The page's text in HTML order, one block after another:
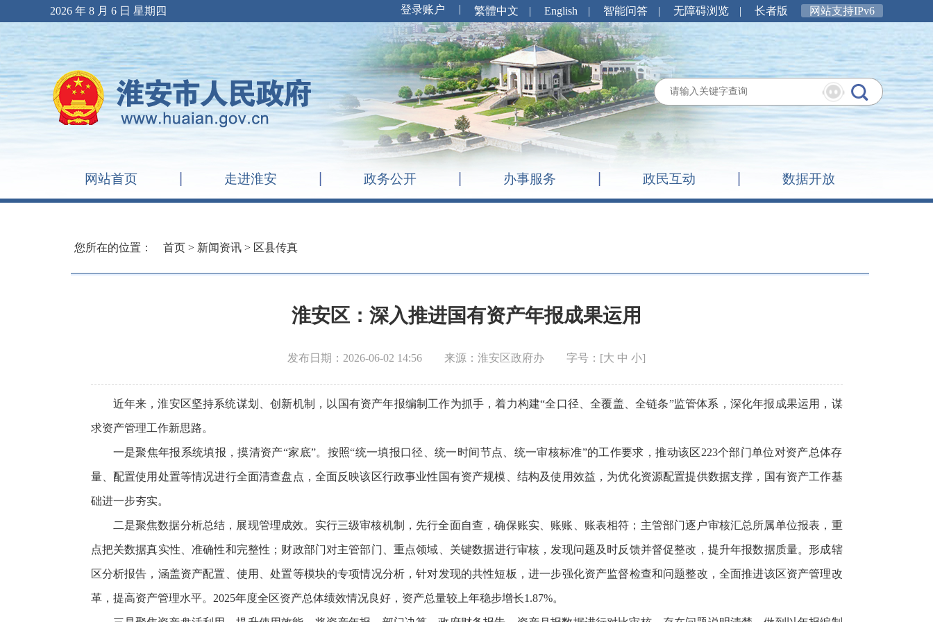
2026 年 8 月 6 日 星期四 繁體中文 | English | 智能问答 | 无障碍浏览 | 长者版 网站支持IPv6
网站首页 走进淮安 政务公开 办事服务 政民互动 数据开放
您所在的位置： 首页 > 新闻资讯 > 区县传真
淮安区：深入推进国有资产年报成果运用
发布日期：2026-06-02 14:56 来源：淮安区政府办 字号：[大 中 小]
近年来，淮安区坚持系统谋划、创新机制，以国有资产年报编制工作为抓手，着力构建“全口径、全覆盖、全链条”监管体系，深化年报成果运用，谋
求资产管理工作新思路。
一是聚焦年报系统填报，摸清资产“家底”。按照“统一填报口径、统一时间节点、统一审核标准”的工作要求，推动该区223个部门单位对资产总体存
量、配置使用处置等情况进行全面清查盘点，全面反映该区行政事业性国有资产规模、结构及使用效益，为优化资源配置提供数据支撑，国有资产工作基
础进一步夯实。
二是聚焦数据分析总结，展现管理成效。实行三级审核机制，先行全面自查，确保账实、账账、账表相符；主管部门逐户审核汇总所属单位报表，重
点把关数据真实性、准确性和完整性；财政部门对主管部门、重点领域、关键数据进行审核，发现问题及时反馈并督促整改，提升年报数据质量。形成辖
区分析报告，涵盖资产配置、使用、处置等模块的专项情况分析，针对发现的共性短板，进一步强化资产监督检查和问题整改，全面推进该区资产管理改
革，提高资产管理水平。2025年度全区资产总体绩效情况良好，资产总量较上年稳步增长1.87%。